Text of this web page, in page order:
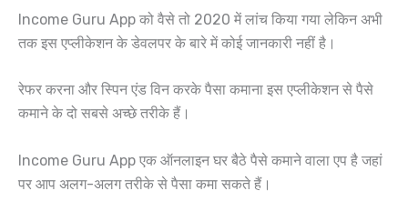
Income Guru App को वैसे तो 2020 में लांच किया गया लेकिन अभी
तक इस एप्लीकेशन के डेवलपर के बारे में कोई जानकारी नहीं है।
रेफर करना और स्पिन एंड विन करके पैसा कमाना इस एप्लीकेशन से पैसे
कमाने के दो सबसे अच्छे तरीके हैं।
Income Guru App एक ऑनलाइन घर बैठे पैसे कमाने वाला एप है जहां
पर आप अलग-अलग तरीके से पैसा कमा सकते हैं।